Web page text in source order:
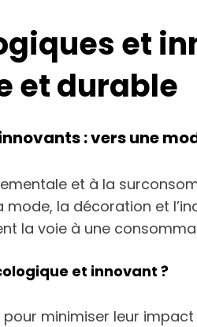
et
et durable
: vers une
et à la
la décoration et
la voie à une
et innovant ?
pour minimiser leur